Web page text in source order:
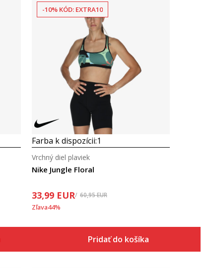
Porovnaj
-10% KÓD: EXTRA10
Farba k dispozícii:1
Nike Jungle Floral
Vrchný diel plaviek
33,99 EUR 60,95EUR
Zľava44%
Pridať do košíka